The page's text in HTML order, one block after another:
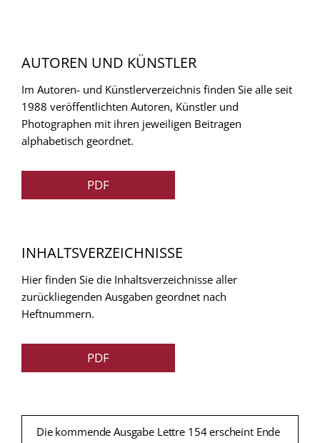
AUTOREN UND KÜNSTLER
Im Autoren- und Künstlerverzeichnis finden Sie alle seit
1988 veröffentlichten Autoren, Künstler und
Photographen mit ihren jeweiligen Beitragen
alphabetisch geordnet.
PDF
INHALTSVERZEICHNISSE
Hier finden Sie die Inhaltsverzeichnisse aller
zurückliegenden Ausgaben geordnet nach
Heftnummern.
PDF
Die kommende Ausgabe Lettre 154 erscheint Ende